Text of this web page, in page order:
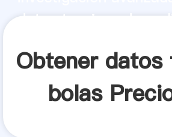
datos tecnicos de
Obtener
bolas